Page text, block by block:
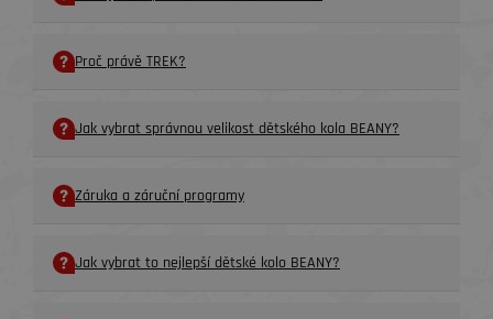
Proč právě TREK?
Jak vybrat správnou velikost dětského kola BEANY?
Záruka a záruční programy
Jak vybrat to nejlepší dětské kolo BEANY?